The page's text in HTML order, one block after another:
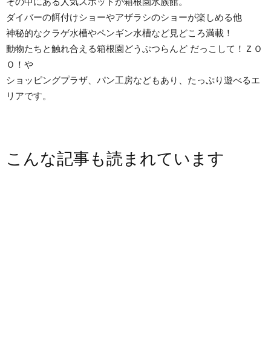
ダイバーの餌付けショーやアザラシのショーが楽しめる他
神秘的なクラゲ水槽やペンギン水槽など見どころ満載！
動物たちと触れ合える箱根園どうぶつらんど だっこして！ＺＯ
Ｏ！や
ショッピングプラザ、パン工房などもあり、たっぷり遊べるエ
リアです。
こんな記事も読まれています